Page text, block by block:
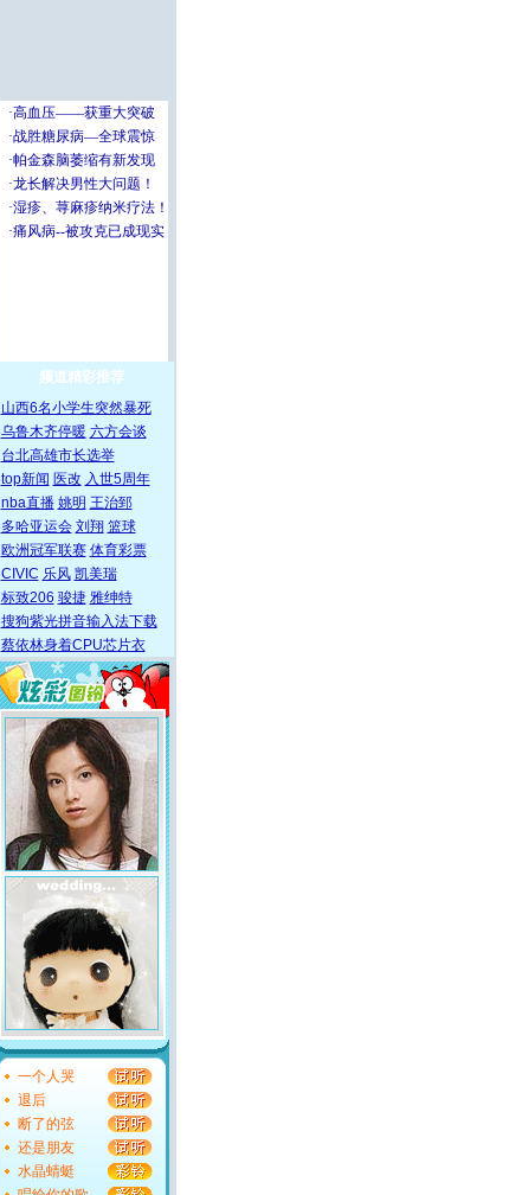
频道精彩推荐
山西6名小学生突然暴死
乌鲁木齐停暖 六方会谈
台北高雄市长选举
top新闻 医改 入世5周年
nba直播 姚明 王治郅
多哈亚运会 刘翔 篮球
欧洲冠军联赛 体育彩票
CIVIC 乐风 凯美瑞
标致206 骏捷 雅绅特
搜狗紫光拼音输入法下载
蔡依林身着CPU芯片衣
一个人哭
退后
断了的弦
还是朋友
水晶蜻蜓